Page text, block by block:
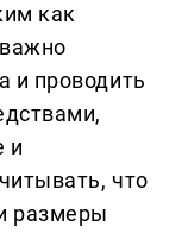
как
и проводить
и
что
размеры